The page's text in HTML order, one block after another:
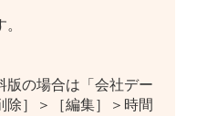
版の場合は「会社デー
除］＞［編集］＞時間